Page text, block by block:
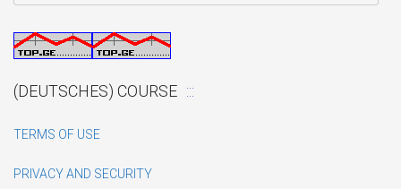
(DEUTSCHES) COURSE
TERMS OF USE
PRIVACY AND SECURITY